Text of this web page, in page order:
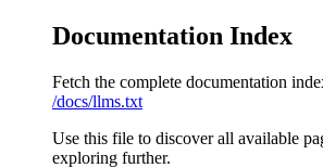
Documentation Index
Fetch the complete documentation
/docs/llms.txt
Use this file to discover all available
exploring further.